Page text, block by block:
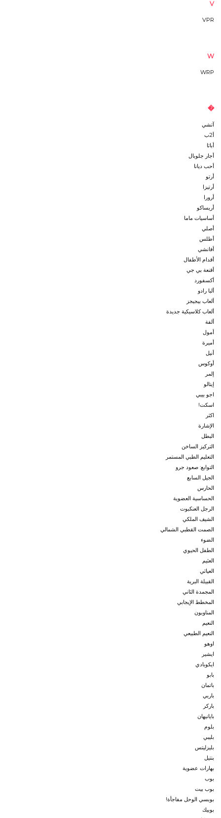
V
VPR
W
WRP
�
آتشي
أ2ب
أباثا
أجار جلوبال
أحب ديانا
أرتو
أرتيزا
أرورا
أريساكو
أساسيات ماما
أصلي
أطلس
أفانشي
أقدام الأطفال
أقنعة بي جي
أكسفورد
ألبا رادو
ألعاب بيجيجز
ألعاب كلاسيكية جديدة
ألفة
أمول
أميرة
أنيل
أوكوس
إلمر
إيتالو
اجو بيبي
اسكت!
اكثر
الإشارة
البطل
التركيز الساخن
التعليم الطبي المستمر
التوابع: صعود جرو
الجيل السابع
الحارس
الحساسية العضوية
الرجل العنكبوت
الشيف الملكي
الصمت القطبي الشمالي
الضوء
الطفل الحيوي
العثيم
العياثي
القبيلة البرية
المجمدة الثاني
المخطط الإيجابي
المناوبون
النعيم
النعيم الطبيعي
اوهو
ايشير
ايكوبادي
بابو
باتمان
باربي
باركر
بايانيهان
بلوم
بليبي
بليزليتس
بنتيل
بهارات عضوية
بوب
بوب بيت
بوبسي الوحل مفاجأة!
بوبيك